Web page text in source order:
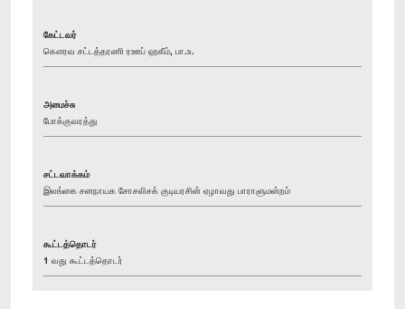
கேட்டவர்
கௌரவ சட்டத்தரணி ரஊப் ஹகீம், பா.உ.
அமைச்சு
போக்குவரத்து
சட்டவாக்கம்
இலங்கை சனநாயக சோசலிசக் குடியரசின் ஏழாவது பாராளுமன்றம்
கூட்டத்தொடர்
1 வது கூட்டத்தொடர்